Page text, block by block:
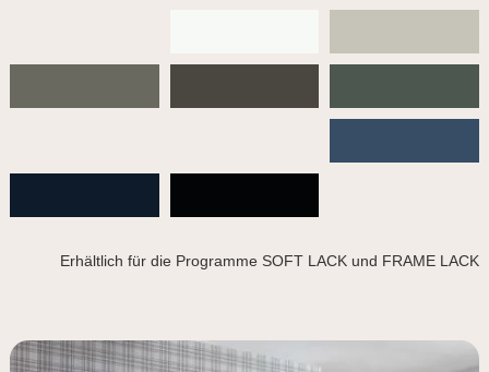
Erhältlich für die Programme SOFT LACK und FRAME LACK